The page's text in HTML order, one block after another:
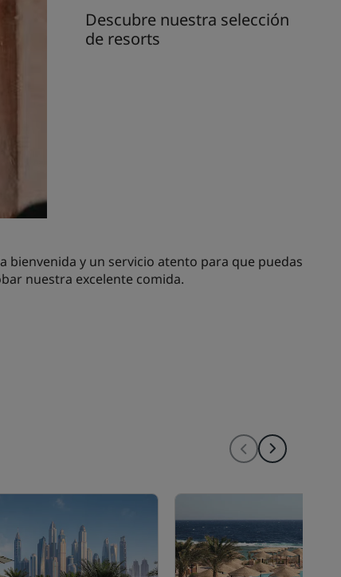
Descubre nuestra selección
de resorts
bienvenida y un servicio atento para que puedas
nuestra excelente comida.